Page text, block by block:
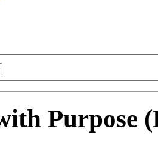
Purpose